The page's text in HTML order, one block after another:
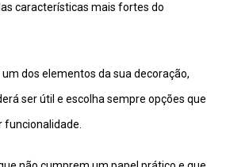
características mais fortes do
dos elementos da sua decoração,
ser útil e escolha sempre opções que
funcionalidade.